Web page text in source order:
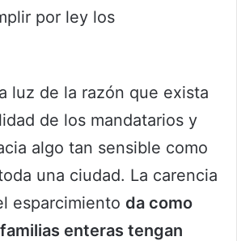
por ley los
luz de la razón que exista
de los mandatarios y
algo tan sensible como
una ciudad. La carencia
esparcimiento da como
enteras tengan